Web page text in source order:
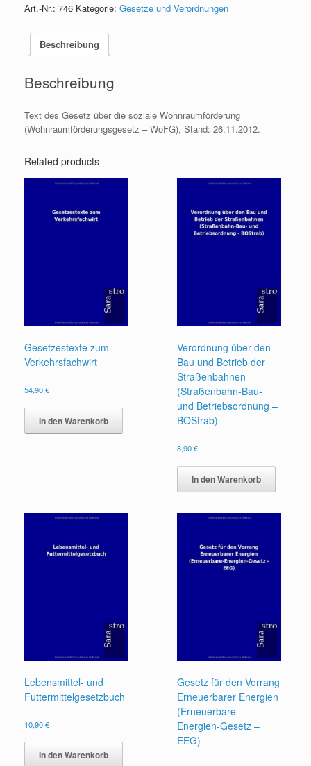
Wohnraumförderung
WoFG)
Art.-Nr.: 746 Kategorie: Gesetze und Verordnungen
Beschreibung
Beschreibung
Text des Gesetz über die soziale Wohnraumförderung
(Wohnraumförderungsgesetz – WoFG), Stand: 26.11.2012.
Related products
Gesetzestexte zum
Verkehrsfachwirt
54,90€
In den Warenkorb
Verordnung über den
Bau und Betrieb der
Straßenbahnen
(Straßenbahn-Bau-
und Betriebsordnung –
BOStrab)
8,90€
In den Warenkorb
Lebensmittel- und
Futtermittelgesetzbuch
10,90€
In den Warenkorb
Gesetz für den Vorrang
Erneuerbarer Energien
(Erneuerbare-
Energien-Gesetz –
EEG)